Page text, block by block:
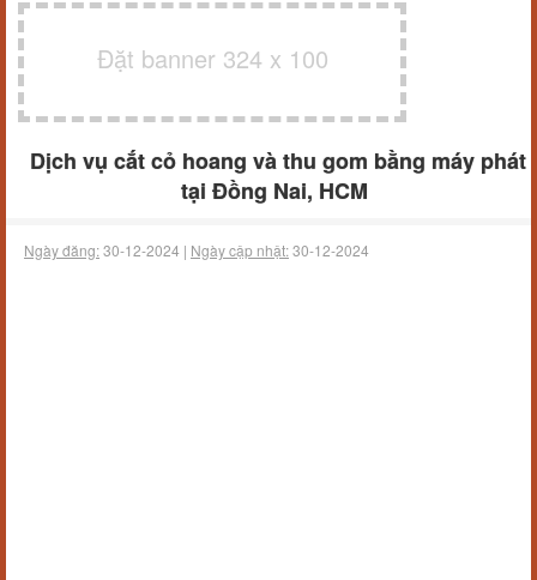
Đặt banner 324 x 100
Dịch vụ cắt cỏ hoang và thu gom bằng máy phát
tại Đồng Nai, HCM
Ngày đăng:30-12-2024 | Ngày cập nhật:30-12-2024